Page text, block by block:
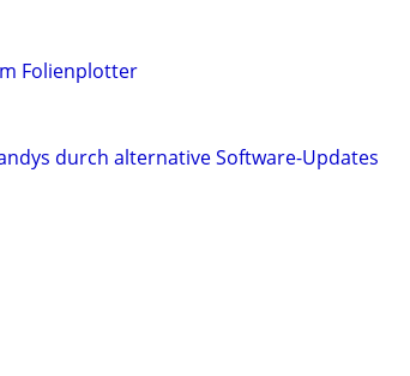
Folienplotter
durch alternative Software-Updates